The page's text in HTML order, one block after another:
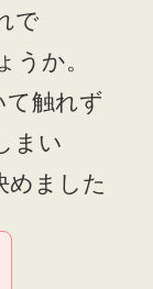
で
うか。
て触れず
まい
めました